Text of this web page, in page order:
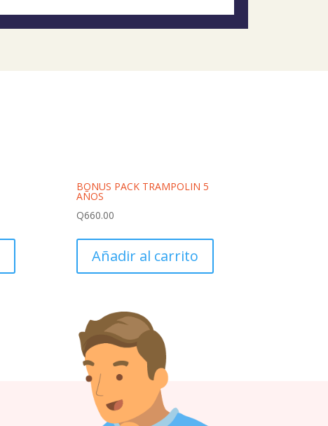
BONUS PACK TRAMPOLIN 5
AÑOS
Q660.00
Añadir al carrito